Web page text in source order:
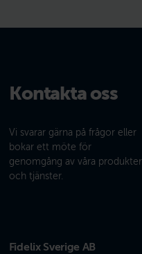
Kontakta oss
Vi svarar gärna på frågor eller
bokar ett möte för
genomgång av våra produkter
och tjänster.
Fidelix Sverige AB